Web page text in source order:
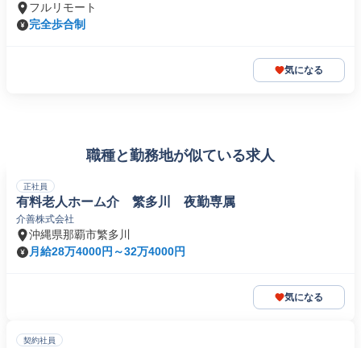
フルリモート
完全歩合制
気になる
職種と勤務地が似ている求人
正社員
有料老人ホーム介 繁多川 夜勤専属
介善株式会社
沖縄県那覇市繁多川
月給28万4000円～32万4000円
気になる
契約社員